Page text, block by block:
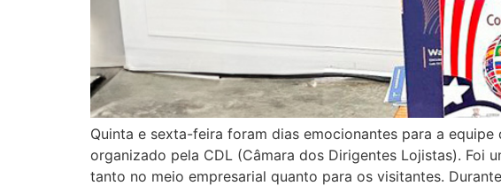
Quinta e sexta-feira foram dias emocionantes para a
organizado pela CDL (Câmara dos Dirigentes Lojistas). Foi
tanto no meio empresarial quanto para os visitantes.